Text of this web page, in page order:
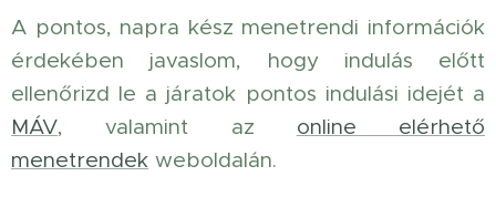
A pontos, napra kész menetrendi információk
érdekében javaslom, hogy indulás előtt
ellenőrizd le a járatok pontos indulási idejét a
MÁV, valamint az online elérhető
menetrendek weboldalán.